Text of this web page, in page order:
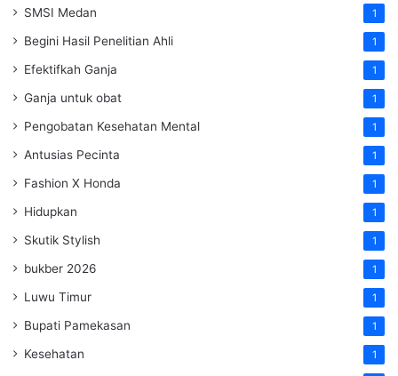
SMSI Medan 1
Begini Hasil Penelitian Ahli 1
Efektifkah Ganja 1
Ganja untuk obat 1
Pengobatan Kesehatan Mental 1
Antusias Pecinta 1
Fashion X Honda 1
Hidupkan 1
Skutik Stylish 1
bukber 2026 1
Luwu Timur 1
Bupati Pamekasan 1
Kesehatan 1